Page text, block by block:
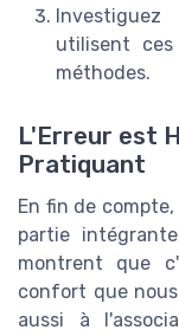
utilisent
méthodes.
L'Erreur est
Pratiquant
En fin de
partie
montrent que
confort que
aussi à